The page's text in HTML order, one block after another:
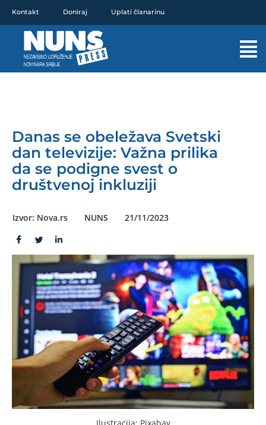
sadržaj
Kontakt Doniraj Uplati članarinu
Danas se obeležava Svetski
dan televizije: Važna prilika
da se podigne svest o
društvenoj inkluziji
Izvor: Nova.rs NUNS 21/11/2023